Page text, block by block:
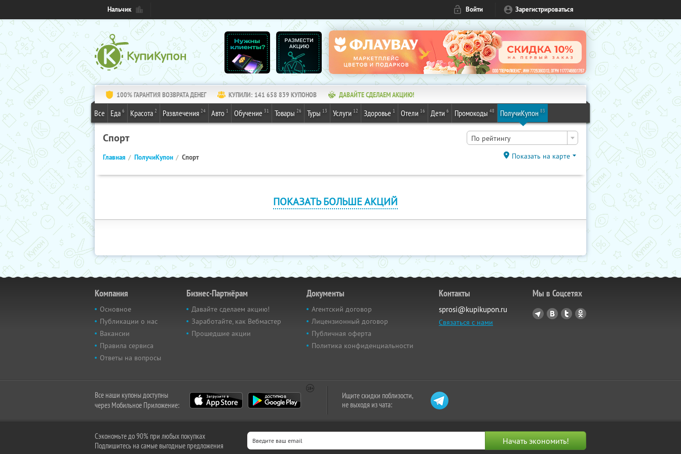
Нальчик Войти Зарегистрироваться
100% ГАРАНТИЯ ВОЗВРАТА ДЕНЕГ КУПИЛИ: 141 658 839 КУПОНОВ ДАВАЙТЕ СДЕЛАЕМ АКЦИЮ!
Все Еда 6 Красота 2 Развлечения 24 Авто 1 Обучение 31 Товары 26 Туры 13 Услуги 12 Здоровье 1 Отели 16 Дети 6 Промокоды 48 ПолучиКупон 83
Спорт По рейтингу
Главная ПолучиКупон Спорт Показать на карте
ПОКАЗАТЬ БОЛЬШЕ АКЦИЙ
Компания
Основное
Публикации о нас
Вакансии
Правила сервиса
Ответы на вопросы
Бизнес-Партнёрам
Давайте сделаем акцию!
Заработайте, как Вебмастер
Прошедшие акции
Документы
Агентский договор
Лицензионный договор
Публичная оферта
Политика конфиденциальности
Контакты
sprosi@kupikupon.ru
Связаться с нами
Мы в Соцсетях
Все наши купоны доступны
через Мобильное Приложение:
Ищите скидки поблизости,
не выходя из чата:
Сэкономьте до 90% при любых покупках
Подпишитесь на самые выгодные предложения